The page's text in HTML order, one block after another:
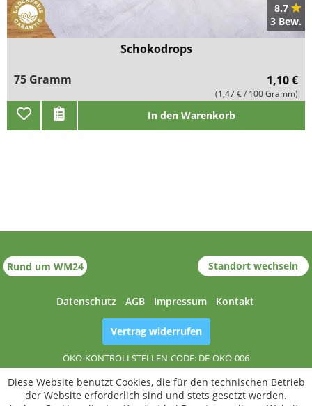
8.7
3 Bew.
Schokodrops
75 Gramm
1,10 €
(1,47 € / 100 Gramm)
In den Warenkorb
Datenschutz AGB Impressum Kontakt
Rund um WM24 Standort wechseln
Vertrag widerrufen
ÖKO-KONTROLLSTELLEN-CODE: DE-ÖKO-006
Diese Website benutzt Cookies, die für den technischen Betrieb
der Website erforderlich sind und stets gesetzt werden.